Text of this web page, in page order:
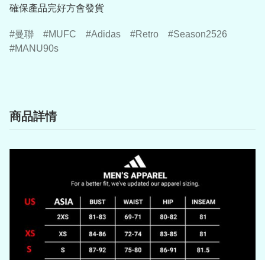
確保產品完好方會發貨
曼聯 MUFC Adidas Retro
Season2526
MANU90s
商品詳情